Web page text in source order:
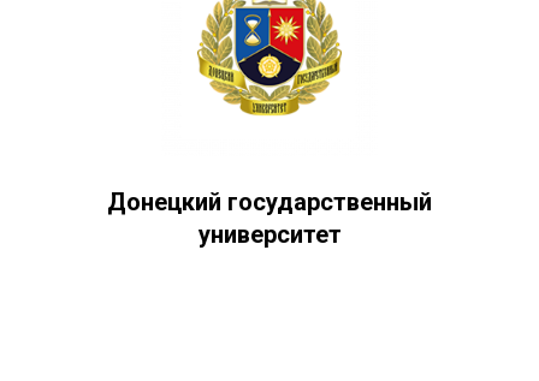
Донецкий государственный
университет